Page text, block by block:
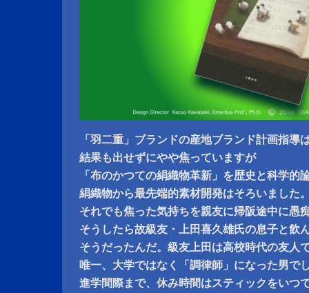
「羽二重」ブランドの産地ブランド計画指導
結果も出せずにやや焦っていますが
「布のかつての絹織物革新」を歴史と科学的
絹織物から最先端的素材開発はそろいました
それでも焦った気持ちを親友に帰阪途中に愚
そうしたら故級友・上田喜久雄氏の息子と飲
そうだったんだ。級友上田は高校時代の友人
唯一、大学ではなく「調律師」になった男で
進学間際まで、休み時間はスティックをいつ